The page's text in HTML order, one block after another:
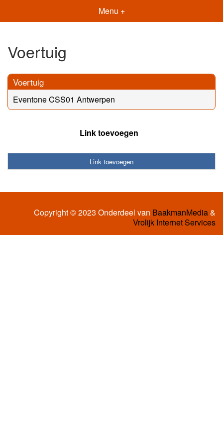
Menu +
Voertuig
Voertuig
Eventone CSS01 Antwerpen
Link toevoegen
Link toevoegen
Copyright © 2023 Onderdeel van BaakmanMedia&
Vrolijk Internet Services